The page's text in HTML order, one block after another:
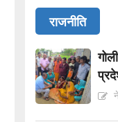
राजनीति